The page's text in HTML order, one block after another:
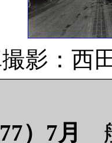
影：西
）7月